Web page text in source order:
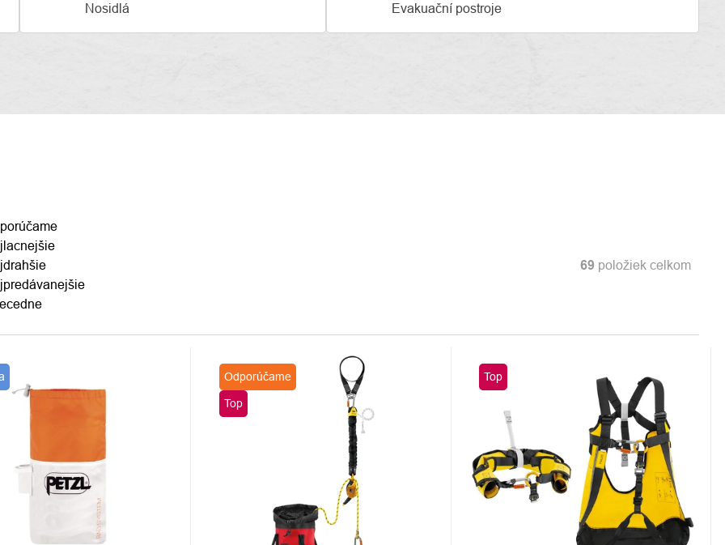
Nosidlá Evakuační postroje
69 položiek celkom
Odporúčame
Top
Top